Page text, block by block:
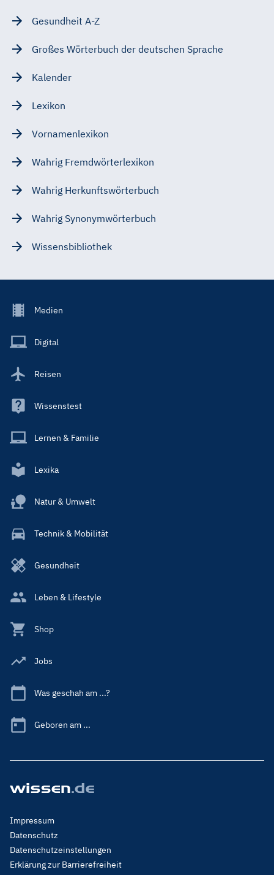
Gesundheit A-Z
Großes Wörterbuch der deutschen Sprache
Kalender
Lexikon
Vornamenlexikon
Wahrig Fremdwörterlexikon
Wahrig Herkunftswörterbuch
Wahrig Synonymwörterbuch
Wissensbibliothek
Footer
Main
Medien
Digital
Reisen
Wissenstest
Lernen & Familie
Lexika
Natur & Umwelt
Technik & Mobilität
Gesundheit
Leben & Lifestyle
Shop
Jobs
Was geschah am ...?
Geboren am ...
Footer
Menu
Legal
Impressum
Datenschutz
Datenschutzeinstellungen
Erklärung zur Barrierefreiheit